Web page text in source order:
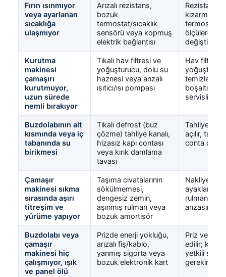
Fırın ısınmıyor
veya ayarlanan
sıcaklığa
ulaşmıyor
Arızalı rezistans,
bozuk
termostat/sıcaklık
sensörü veya kopmuş
elektrik bağlantısı
Rezistansın
termostat
ölçülerek
değiştirilir
Kurutma
makinesi
çamaşırı
kurutmuyor,
uzun sürede
nemli bırakıyor
Tıkalı hav filtresi ve
yoğuşturucu, dolu su
haznesi veya arızalı
ısıtıcı/ısı pompası
Hav filtresi
temizlenir;
boşaltılır;
servisliktir
Buzdolabının alt
kısmında veya iç
tabanında su
birikmesi
Tıkalı defrost (buz
çözme) tahliye kanalı,
hizasız kapı contası
veya kırık damlama
tavası
Tahliye
açılır, tava
conta
Çamaşır
makinesi sıkma
sırasında aşırı
titreşim ve
yürüme yapıyor
Taşıma cıvatalarının
sökülmemesi,
dengesiz zemin,
aşınmış rulman veya
bozuk amortisör
Nakliye
ayaklar
rulman/
arızasında
Buzdolabı veya
çamaşır
makinesi hiç
çalışmıyor, ışık
ve panel ölü
Prizde enerji yokluğu,
arızalı fiş/kablo,
yanmış sigorta veya
bozuk elektronik kart
Priz ve
edilir; kart
yetkili
gerekir